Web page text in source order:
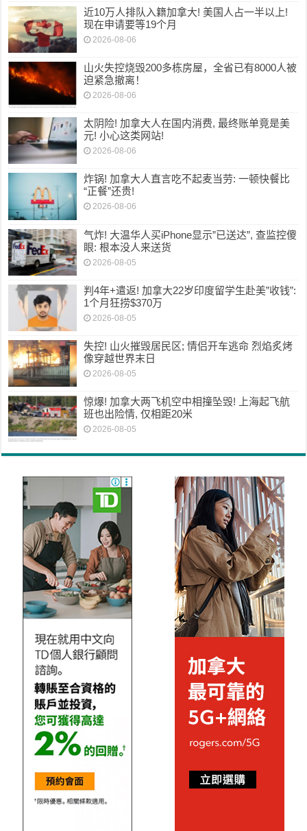
近10万人排队入籍加拿大! 美国人占一半以上!
现在申请要等19个月
2026-08-06
山火失控烧毁200多栋房屋，全省已有8000人被
迫紧急撤离！
2026-08-06
太阴险! 加拿大人在国内消费, 最终账单竟是美
元! 小心这类网站!
2026-08-06
炸锅! 加拿大人直言吃不起麦当劳: 一顿快餐比
“正餐”还贵!
2026-08-06
气炸! 大温华人买iPhone显示”已送达”, 查监控傻
眼: 根本没人来送货
2026-08-05
判4年+遣返! 加拿大22岁印度留学生赴美”收钱”:
1个月狂捞$370万
2026-08-05
失控! 山火摧毁居民区; 情侣开车逃命 烈焰炙烤
像穿越世界末日
2026-08-05
惊爆! 加拿大两飞机空中相撞坠毁! 上海起飞航
班也出险情, 仅相距20米
2026-08-05